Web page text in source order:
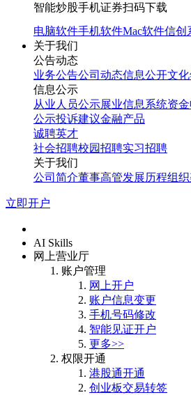
智能炒股手机证券扫码下载
电脑软件手机软件Mac软件信创
关于我们
公告动态
业务公告公司动态信息公开文
信息公示
从业人员公示展业信息系统资
公示投诉建议金融产品
诚聘英才
社会招聘校园招聘实习招聘
关于我们
公司简介董事高管发展历程组
立即开户
AI Skills
网上营业厅
账户管理
网上开户
账户信息变更
手机号码修改
智能见证开户
更多>>
权限开通
港股通开通
创业板交易转签